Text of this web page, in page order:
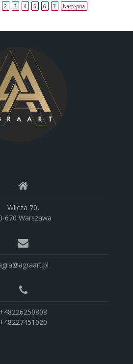
2 3 4 5 6 7 Następna
Wilcza 70,
670 Warszawa
+48226250808
+48227451020